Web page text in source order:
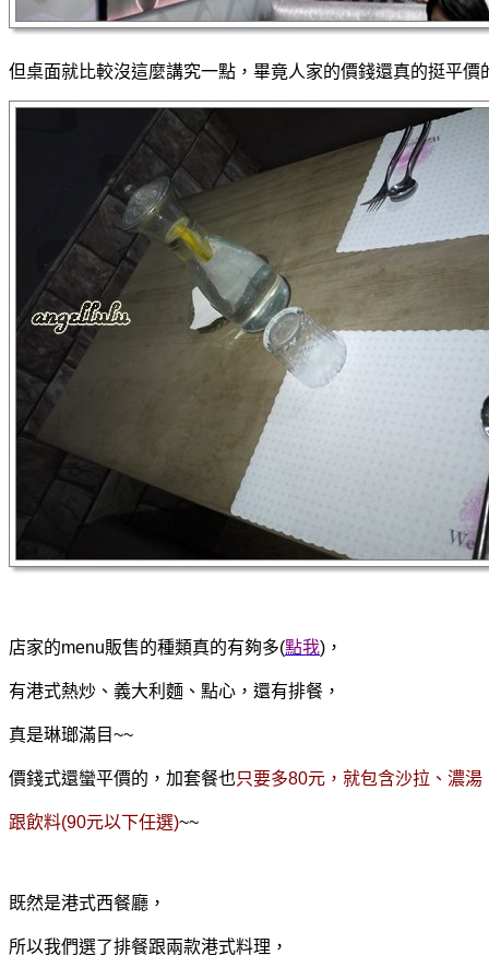
但桌面就比較沒這麼講究一點，畢竟人家的價錢還真的挺平價
店家的menu販售的種類真的有夠多(點我)，
有港式熱炒、義大利麵、點心，還有排餐，
真是琳瑯滿目~~
價錢式還蠻平價的，加套餐也只要多80元，就包含沙拉、濃湯
跟飲料(90元以下任選)~~
既然是港式西餐廳，
所以我們選了排餐跟兩款港式料理，